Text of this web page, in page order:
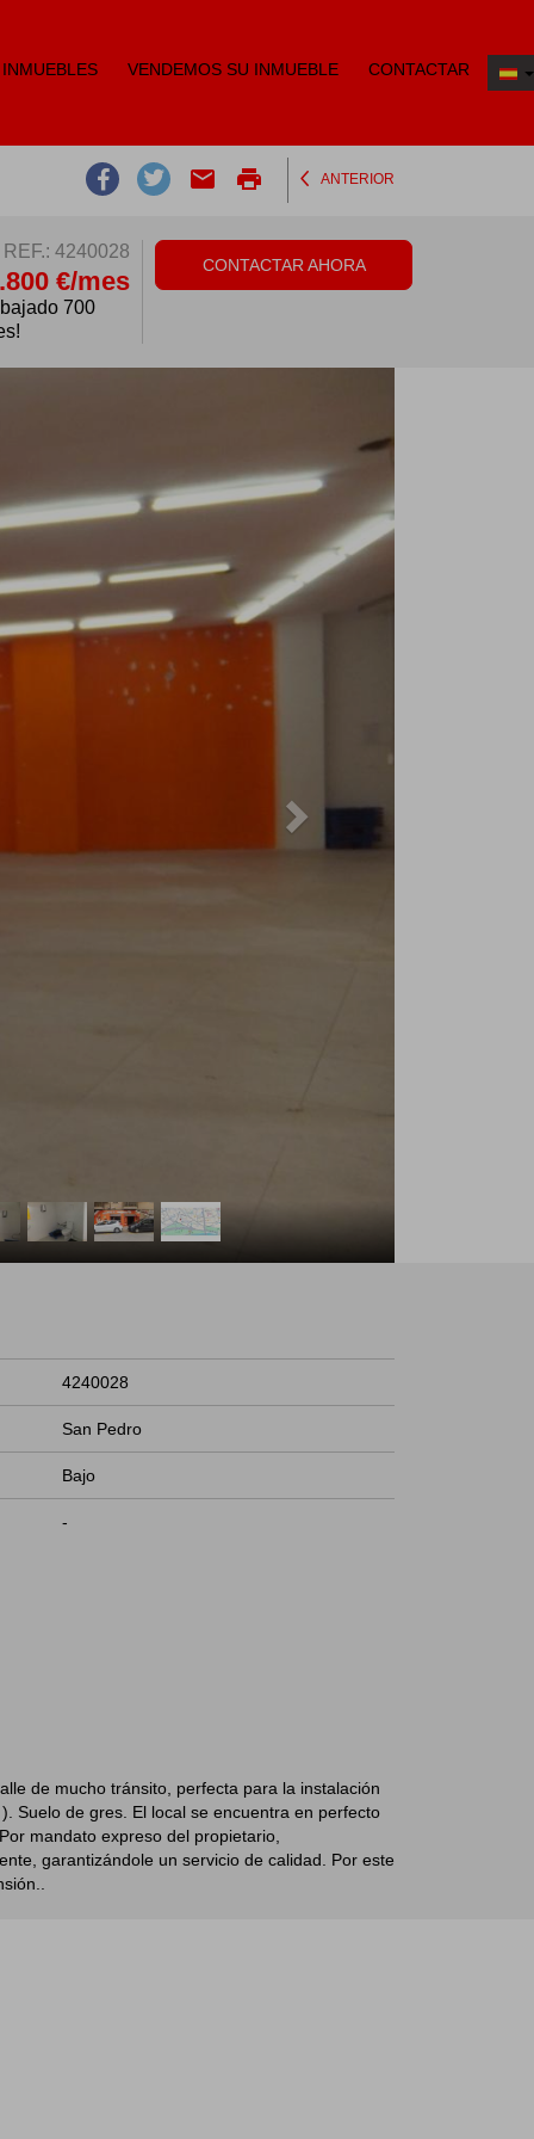
VENDEMOS SU INMUEBLE CONTACTAR
email print ANTERIOR
REF.: 4240028
€/mes
700
CONTACTAR AHORA
4240028
San Pedro
Bajo
-
de mucho tránsito, perfecta para la instalación
Suelo de gres. El local se encuentra en perfecto
mandato expreso del propietario,
garantizándole un servicio de calidad. Por este